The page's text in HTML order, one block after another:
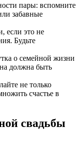
пары: вспомните
забавные
если это не
Будьте
о семейной жизни
должна быть
не только
счастье в
свадьбы